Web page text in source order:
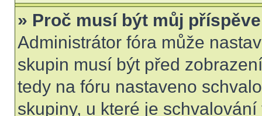
» Proč musí být můj
Administrátor fóra může
skupin musí být před
tedy na fóru nastaveno
skupiny, u které je